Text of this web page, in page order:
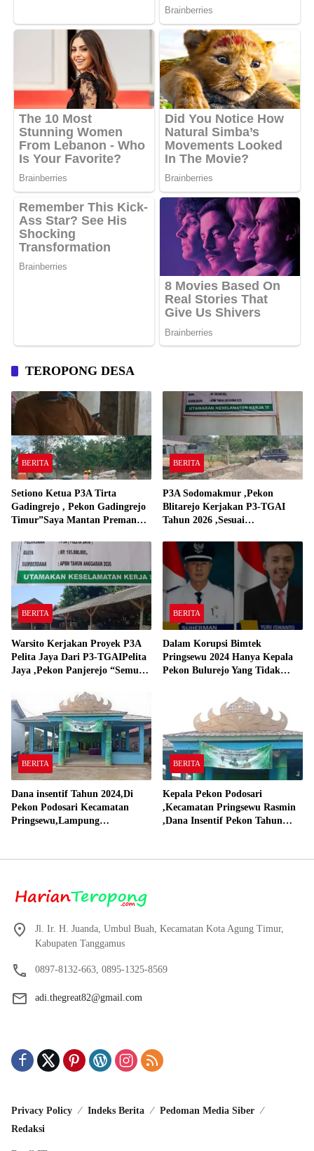
TEROPONG DESA
BERITA
Setiono Ketua P3A Tirta
Gadingrejo , Pekon Gadingrejo
Timur”Saya Mantan Preman
Gadingrejo Tahun 2000″
BERITA
P3A Sodomakmur ,Pekon
Blitarejo Kerjakan P3-TGAI
Tahun 2026 ,Sesuai
BERITA
Warsito Kerjakan Proyek P3A
Pelita Jaya Dari P3-TGAIPelita
Jaya ,Pekon Panjerejo “Semua
BERITA
Dalam Korupsi Bimtek
Pringsewu 2024 Hanya Kepala
Pekon Bulurejo Yang Tidak
BERITA
Dana insentif Tahun 2024,Di
Pekon Podosari Kecamatan
Pringsewu,Lampung
BERITA
Kepala Pekon Podosari
,Kecamatan Pringsewu Rasmin
,Dana Insentif Pekon Tahun
Jl. Ir. H. Juanda, Umbul Buah, Kecamatan Kota Agung Timur,
Kabupaten Tanggamus
0897-8132-663, 0895-1325-8569
adi.thegreat82@gmail.com
Privacy Policy Indeks Berita
Pedoman Media Siber
Redaksi